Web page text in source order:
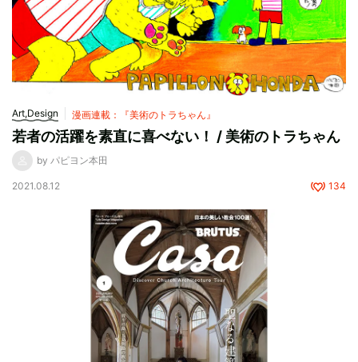
Art,Design 漫画連載：『美術のトラちゃん』
若者の活躍を素直に喜べない！ / 美術のトラちゃん
by パピヨン本田
2021.08.12 134